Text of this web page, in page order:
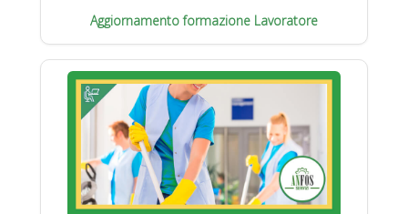
Aggiornamento formazione Lavoratore